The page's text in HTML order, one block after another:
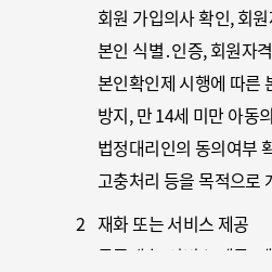
회원 가입의사 확인, 회
본인 식별․인증, 회원자
본인확인제 시행에 따른
방지, 만 14세 미만 아동
법정대리인의 동의여부
고충처리 등을 목적으로
2 재화 또는 서비스 제공
물품배송, 서비스 제공,